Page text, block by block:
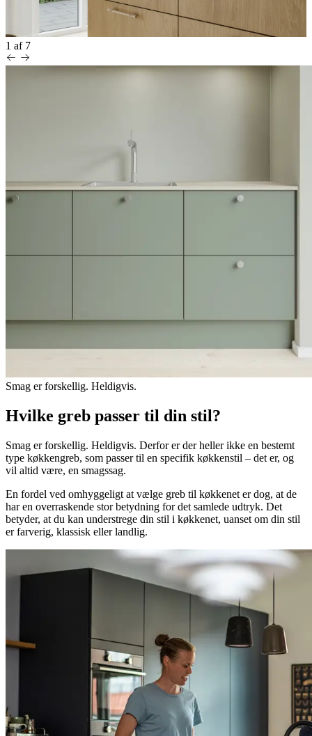
1 af 7
Smag er forskellig. Heldigvis.
Hvilke greb passer til din stil?
Smag er forskellig. Heldigvis. Derfor er der heller ikke en bestemt
type køkkengreb, som passer til en specifik køkkenstil – det er, og
vil altid være, en smagssag.
En fordel ved omhyggeligt at vælge greb til køkkenet er dog, at de
har en overraskende stor betydning for det samlede udtryk. Det
betyder, at du kan understrege din stil i køkkenet, uanset om din stil
er farverig, klassisk eller landlig.